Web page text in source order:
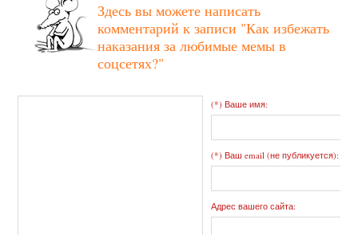
Здесь вы можете написать
комментарий к записи "Как избежать
наказания за любимые мемы в
соцсетях?"
(*) Ваше имя:
(*) Ваш email (не публикуется):
Адрес вашего сайта: